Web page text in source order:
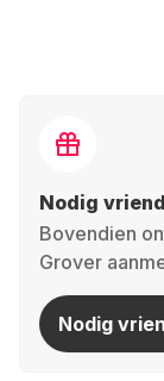
Nodig
Bovendien
Grover
Nodig